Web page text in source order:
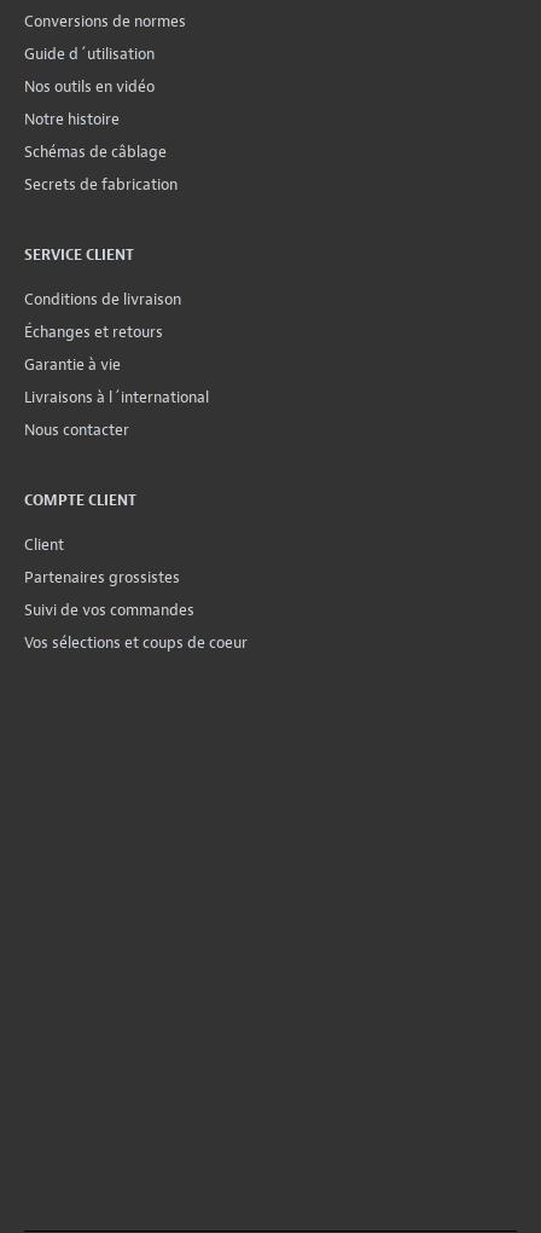
Conversions de normes
Guide d´utilisation
Nos outils en vidéo
Notre histoire
Schémas de câblage
Secrets de fabrication
SERVICE CLIENT
Conditions de livraison
Échanges et retours
Garantie à vie
Livraisons à l´international
Nous contacter
COMPTE CLIENT
Client
Partenaires grossistes
Suivi de vos commandes
Vos sélections et coups de coeur